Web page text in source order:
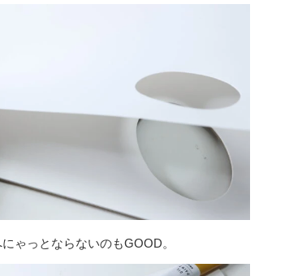
ゃっとならないのもGOOD。